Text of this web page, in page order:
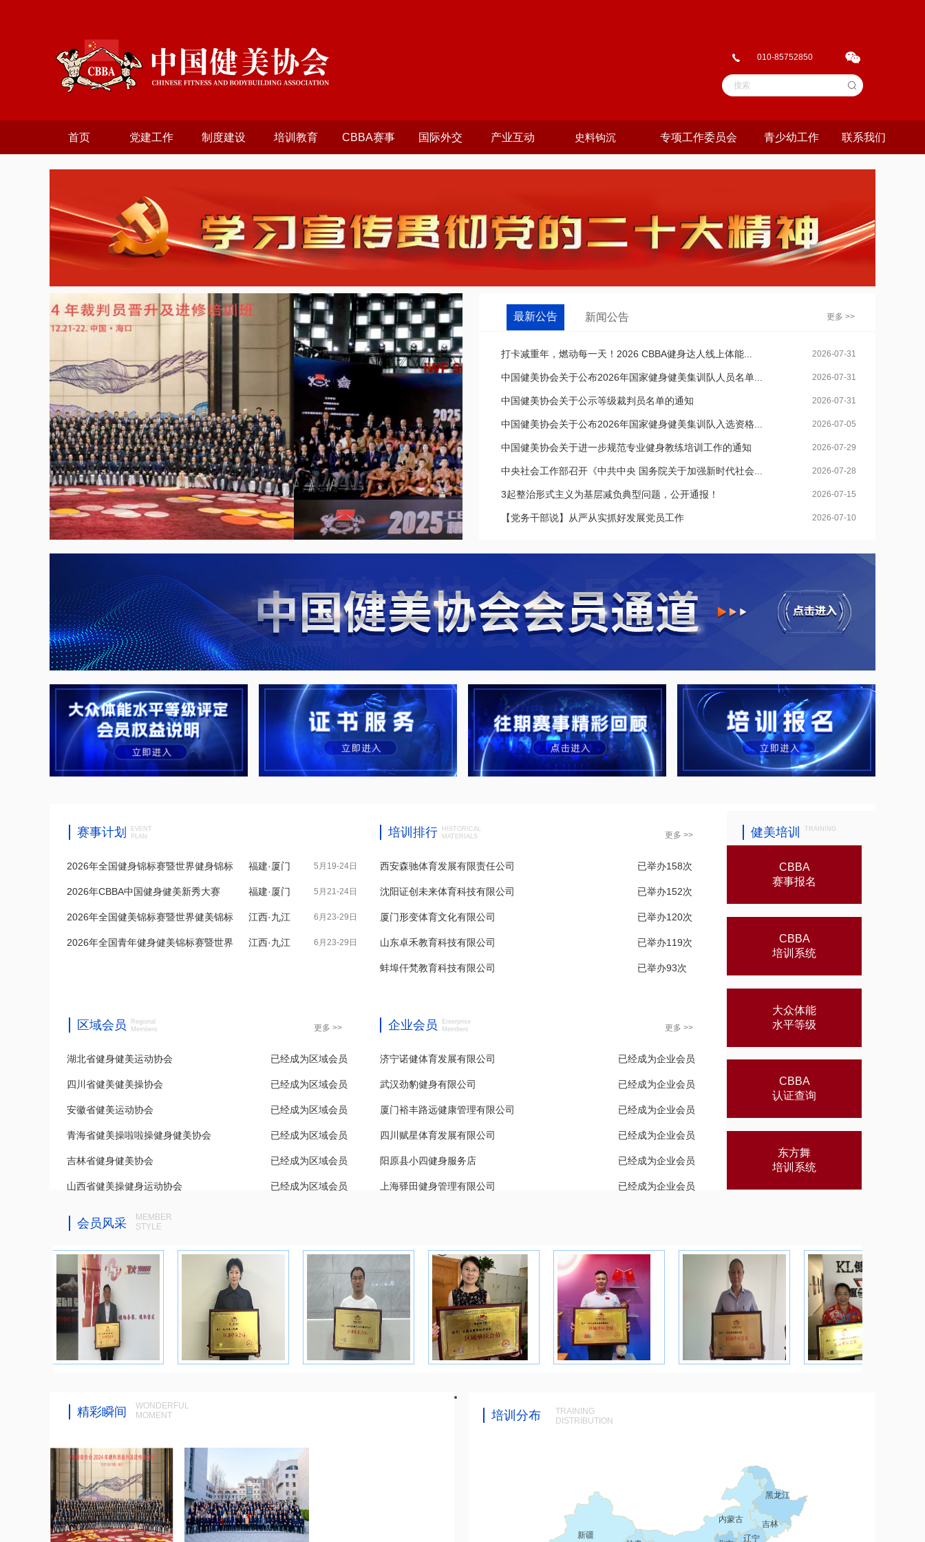
010-85752850
首页 党建工作 制度建设 培训教育 CBBA赛事 国际外交 产业互动 史料钩沉 专项工作委员会 青少幼工作 联系我们
最新公告 新闻公告 更多 >>
打卡减重年，燃动每一天！2026 CBBA健身达人线上体能... 2026-07-31
中国健美协会关于公布2026年国家健身健美集训队人员名单... 2026-07-31
中国健美协会关于公示等级裁判员名单的通知 2026-07-31
中国健美协会关于公布2026年国家健身健美集训队入选资格... 2026-07-05
中国健美协会关于进一步规范专业健身教练培训工作的通知 2026-07-29
中央社会工作部召开《中共中央 国务院关于加强新时代社会... 2026-07-28
3起整治形式主义为基层减负典型问题，公开通报！ 2026-07-15
【党务干部说】从严从实抓好发展党员工作 2026-07-10
赛事计划
EVENT
PLAN
2026年全国健身锦标赛暨世界健身锦标
赛...
福建·厦门 5月19-24日
2026年CBBA中国健身健美新秀大赛 福建·厦门 5月21-24日
2026年全国健美锦标赛暨世界健美锦标
赛...
江西·九江 6月23-29日
2026年全国青年健身健美锦标赛暨世界 江西·九江 6月23-29日
培训排行
HISTORICAL
MATERIALS
更多 >>
西安森驰体育发展有限责任公司 已举办158次
沈阳证创未来体育科技有限公司 已举办152次
厦门形变体育文化有限公司 已举办120次
山东卓禾教育科技有限公司 已举办119次
蚌埠仟梵教育科技有限公司 已举办93次
健美培训 TRAINING
CBBA
赛事报名
CBBA
培训系统
大众体能
水平等级
CBBA
认证查询
东方舞
培训系统
区域会员
Regional
Members
更多 >>
湖北省健身健美运动协会 已经成为区域会员
四川省健美健美操协会 已经成为区域会员
安徽省健美运动协会 已经成为区域会员
青海省健美操啦啦操健身健美协会 已经成为区域会员
吉林省健身健美协会 已经成为区域会员
山西省健美操健身运动协会 已经成为区域会员
企业会员
Enterprise
Members
更多 >>
济宁诺健体育发展有限公司 已经成为企业会员
武汉劲豹健身有限公司 已经成为企业会员
厦门裕丰路远健康管理有限公司 已经成为企业会员
四川赋星体育发展有限公司 已经成为企业会员
阳原县小四健身服务店 已经成为企业会员
上海驿田健身管理有限公司 已经成为企业会员
会员风采
MEMBER
STYLE
精彩瞬间
WONDERFUL
MOMENT
培训分布
TRAINING
DISTRIBUTION